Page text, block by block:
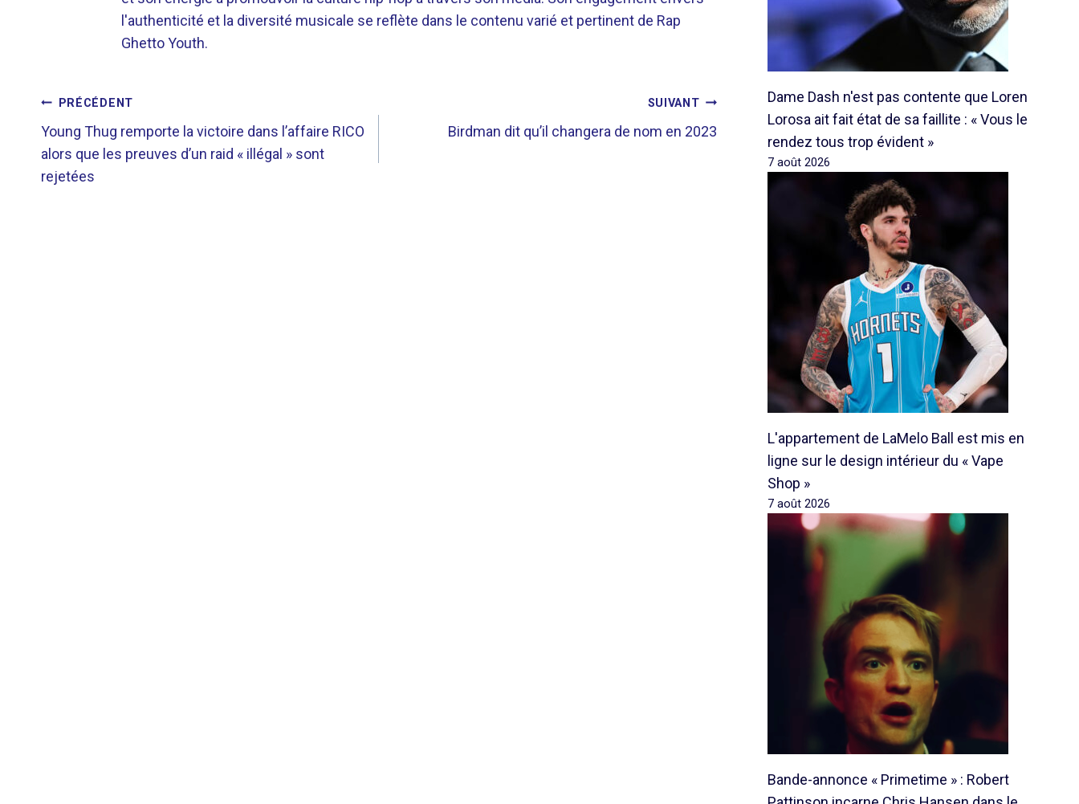
l'authenticité et la diversité musicale se reflète dans le contenu varié et pertinent de Rap
Ghetto Youth.
NAVIGATION
DE
L’ARTICLE
PRÉCÉDENT
Young Thug remporte la victoire dans l’affaire RICO
alors que les preuves d’un raid « illégal » sont
rejetées
SUIVANT
Birdman dit qu’il changera de nom en 2023
Dame Dash n'est pas contente que Loren
Lorosa ait fait état de sa faillite : « Vous le
rendez tous trop évident »
7 août 2026
L'appartement de LaMelo Ball est mis en
ligne sur le design intérieur du « Vape
Shop »
7 août 2026
Bande-annonce « Primetime » : Robert